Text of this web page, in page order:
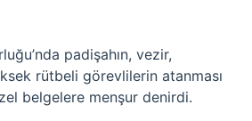
padişahın, vezir,
rütbeli görevlilerin atanması
belgelere menşur denirdi.